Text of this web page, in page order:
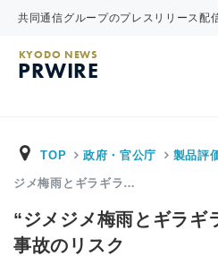
共同通信グループのプレスリリース配
KYODO NEWS
PRWIRE
TOP 政府・官公庁 製品評
ジメ梅雨とギラギラ…
“ジメジメ梅雨とギラギ
事故のリスク